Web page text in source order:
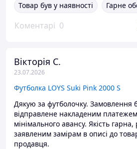
Товар був у наявності
Гарне
Коментарі 0
Вікторія С.
23.07.2026
Футболка LOYS Suki Pink 2000 S
Дякую за футболочку. Замовлення
відправлене накладеним
мінімального авансу. Якість гарна,
заявленим замірам в описі до
продавця.